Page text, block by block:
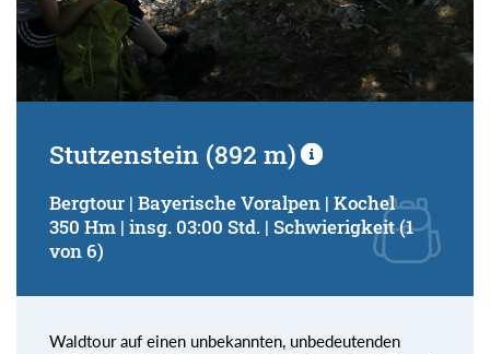
Stutzenstein (892 m)
Bergtour | Bayerische Voralpen | Kochel
350 Hm | insg. 03:00 Std. | Schwierigkeit (1
von 6)
Waldtour auf einen unbekannten, unbedeutenden